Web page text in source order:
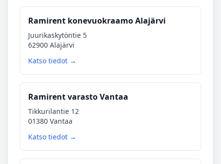
Ramirent konevuokraamo Alajärvi
Juurikaskytöntie 5
62900 Alajärvi
Katso tiedot →
Ramirent varasto Vantaa
Tikkurilantie 12
01380 Vantaa
Katso tiedot →